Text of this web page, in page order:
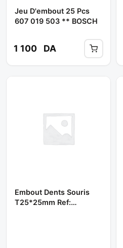
Jeu D'embout 25 Pcs
607 019 503 ** BOSCH
1 100 DA
Embout Dents Souris
T25*25mm Ref: